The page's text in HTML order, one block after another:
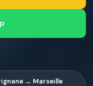
→ Marseille